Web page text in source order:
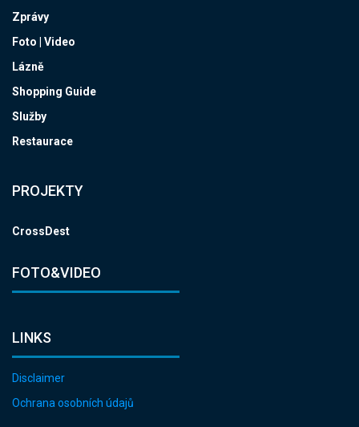
Zprávy
Foto | Video
Lázně
Shopping Guide
Služby
Restaurace
PROJEKTY
CrossDest
FOTO&VIDEO
LINKS
Disclaimer
Ochrana osobních údajů